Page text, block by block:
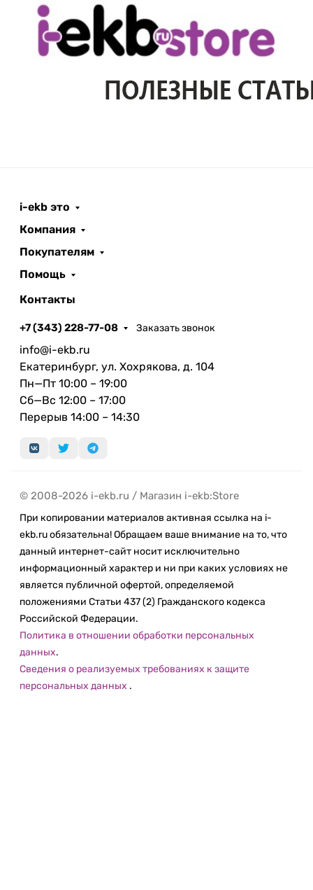
i-ekb это
Компания
Покупателям
Помощь
Контакты
+7 (343) 228-77-08 Заказать звонок
info@i-ekb.ru
Екатеринбург, ул. Хохрякова, д. 104
Пн—Пт 10:00 – 19:00
Сб—Вс 12:00 – 17:00
Перерыв 14:00 – 14:30
© 2008-2026 i-ekb.ru / Магазин i-ekb:Store
При копировании материалов активная ссылка на i-
ekb.ru обязательна! Обращаем ваше внимание на то, что
данный интернет-сайт носит исключительно
информационный характер и ни при каких условиях не
является публичной офертой, определяемой
положениями Статьи 437 (2) Гражданского кодекса
Российской Федерации.
Политика в отношении обработки персональных
данных.
Сведения о реализуемых требованиях к защите
персональных данных .